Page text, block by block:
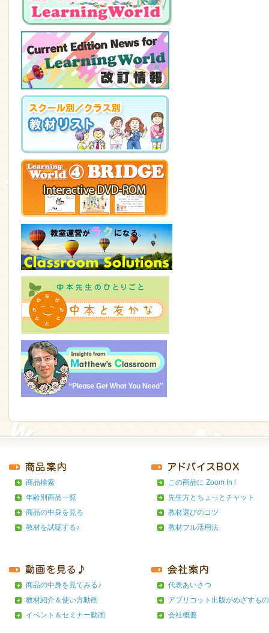
商品検索
年齢別商品一覧
商品の中身を見る
教材を試聴する♪
この商品に Zoom In !
先生方とちょっとチャット
教材選びのコツ
教材フル活用法
商品の中身を見てみる♪
教材紹介＆使い方動画
イベント＆セミナー動画
代表あいさつ
アプリコット出版がめざすもの
会社概要